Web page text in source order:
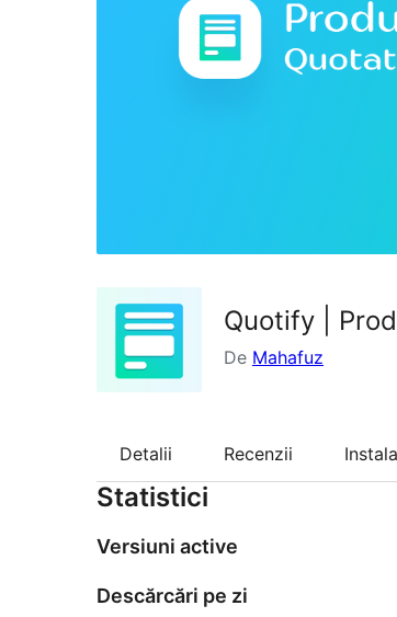
Quotify |
De Mahafuz
Detalii Recenzii
Statistici
Versiuni active
Descărcări pe zi